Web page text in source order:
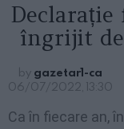
îngrijit
by gazetar1-ca
06/07/2022, 13:30
Ca în fiecare an,